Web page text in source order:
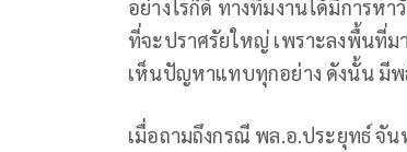
อย่างไรก็ดี ทางทีมงานได้มีการห
ที่จะปราศรัยใหญ่ เพราะลงพื้นที่ม
เห็นปัญหาแทบทุกอย่าง ดังนั้น มี
เมื่อถามถึงกรณี พล.อ.ประยุทธ์ จั